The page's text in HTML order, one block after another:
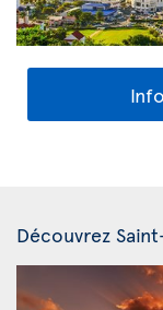
Découvrez